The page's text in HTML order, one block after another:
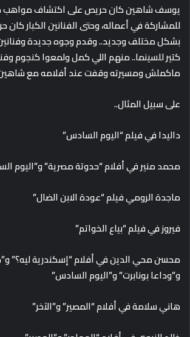
يوسف شاهين كان حريص على اكتشاف مواهب
للمشاركة في أعماله، وحتى الفنانين الكبار
بشكل مختلف وجديد.. وقدم وجوه جديدة
كتير للسينما.. منهم اللي كمل ولمعوا كنجوم
ماكملش ومسيرته وقفت عند أفلامه مع
على سبيل المثال..
داليدا في فيلم “اليوم السادس”
محمد منير في أفلام “حدوتة مصرية” و”اليوم
ماجدة الرومي فيلم “عودة الابن الضال”
فيروز في فيلم “بياع الخواتم”
محسن محي الدين في أفلام “إسكندرية ليه؟”
و”وداعا بونابرت” و”اليوم السادس”
هاني سلامة في أفلام “المصير” و”الآخر”